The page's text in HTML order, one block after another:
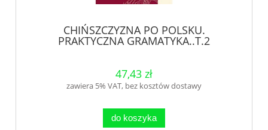
CHIŃSZCZYZNA PO POLSKU.
PRAKTYCZNA GRAMATYKA..T.2
47,43 zł
zawiera 5% VAT, bez kosztów dostawy
do koszyka